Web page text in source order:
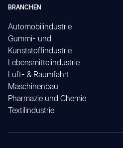
BRANCHEN
Automobilindustrie
Gummi- und
Kunststoffindustrie
Lebensmittelindustrie
Luft- & Raumfahrt
Maschinenbau
Pharmazie und Chemie
Textilindustrie